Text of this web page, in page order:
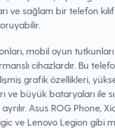
ve sağlam bir telefon
mobil oyun
cihazlardır. Bu
grafik özellikleri,
ve büyük bataryaları ile
Asus ROG Phone,
ve Lenovo Legion gibi